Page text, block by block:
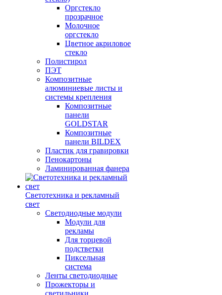
Оргстекло
прозрачное
Молочное
оргстекло
Цветное акриловое
стекло
Полистирол
ПЭТ
Композитные
алюминиевые листы и
системы крепления
Композитные
панели
GOLDSTAR
Композитные
панели BILDEX
Пластик для гравировки
Пенокартоны
Ламинированная фанера
Светотехника и рекламный
свет
Светодиодные модули
Модули для
рекламы
Для торцевой
подстветки
Пиксельная
система
Ленты светодиодные
Прожекторы и
светильники